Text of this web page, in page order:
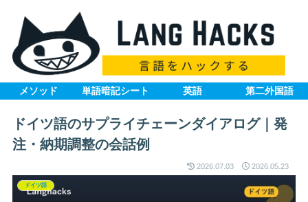
メソッド 単語暗記シート 英語 第二外国語
ドイツ語のサプライチェーンダイアログ｜発
注・納期調整の会話例
2026.07.03 2026.05.23
ドイツ語